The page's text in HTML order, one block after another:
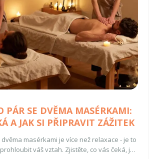
PÁR SE DVĚMA MASÉRKAMI:
A JAK SI PŘIPRAVIT ZÁŽITEK
masérkami je více než relaxace - je to
váš vztah. Zjistěte, co vás čeká, jak